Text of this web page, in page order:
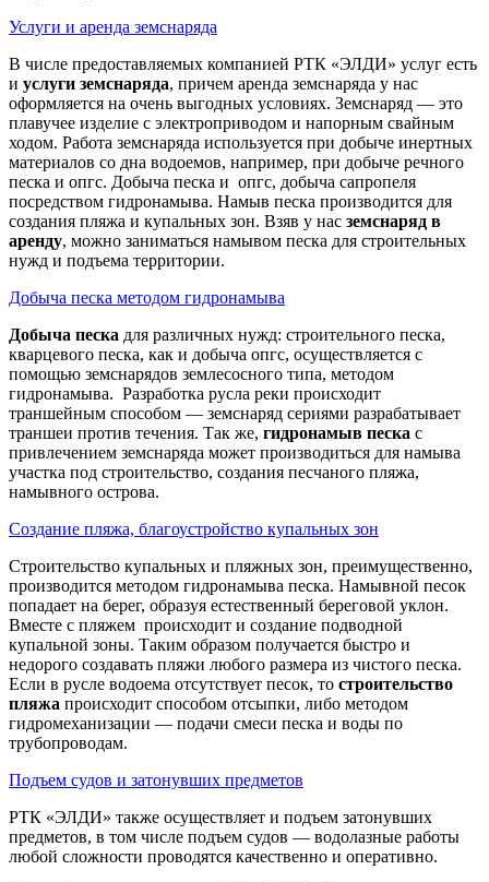
Услуги и аренда земснаряда
В числе предоставляемых компанией РТК «ЭЛДИ» услуг есть
и услуги земснаряда, причем аренда земснаряда у нас
оформляется на очень выгодных условиях. Земснаряд — это
плавучее изделие с электроприводом и напорным свайным
ходом. Работа земснаряда используется при добыче инертных
материалов со дна водоемов, например, при добыче речного
песка и опгс. Добыча песка и опгс, добыча сапропеля
посредством гидронамыва. Намыв песка производится для
создания пляжа и купальных зон. Взяв у нас земснаряд в
аренду, можно заниматься намывом песка для строительных
нужд и подъема территории.
Добыча песка методом гидронамыва
Добыча песка для различных нужд: строительного песка,
кварцевого песка, как и добыча опгс, осуществляется с
помощью земснарядов землесосного типа, методом
гидронамыва. Разработка русла реки происходит
траншейным способом — земснаряд сериями разрабатывает
траншеи против течения. Так же, гидронамыв песка с
привлечением земснаряда может производиться для намыва
участка под строительство, создания песчаного пляжа,
намывного острова.
Создание пляжа, благоустройство купальных зон
Строительство купальных и пляжных зон, преимущественно,
производится методом гидронамыва песка. Намывной песок
попадает на берег, образуя естественный береговой уклон.
Вместе с пляжем происходит и создание подводной
купальной зоны. Таким образом получается быстро и
недорого создавать пляжи любого размера из чистого песка.
Если в русле водоема отсутствует песок, то строительство
пляжа происходит способом отсыпки, либо методом
гидромеханизации — подачи смеси песка и воды по
трубопроводам.
Подъем судов и затонувших предметов
РТК «ЭЛДИ» также осуществляет и подъем затонувших
предметов, в том числе подъем судов — водолазные работы
любой сложности проводятся качественно и оперативно.